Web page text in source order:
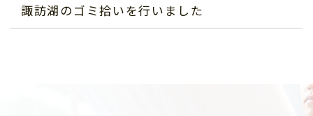
諏訪湖のゴミ拾いを行いました